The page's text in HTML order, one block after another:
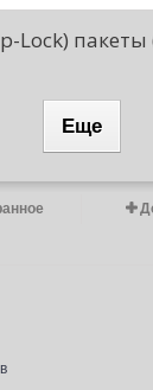
Lock)
Еще